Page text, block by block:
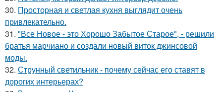
30. Просторная и светлая кухня выглядит очень
привлекательно.
31. "Все Новое - это Хорошо Забытое Старое", - решили
братья марчиано и создали новый виток джинсовой
моды.
32. Струнный светильник - почему сейчас его ставят в
дорогих интерьерах?